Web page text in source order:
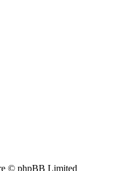
© phpBB Limited